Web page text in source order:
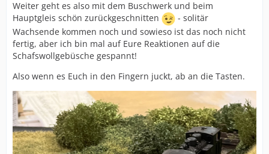
Weiter geht es also mit dem Buschwerk und beim
Hauptgleis schön zurückgeschnitten
- solitär
Wachsende kommen noch und sowieso ist das noch nicht
fertig, aber ich bin mal auf Eure Reaktionen auf die
Schafswollgebüsche gespannt!
Also wenn es Euch in den Fingern juckt, ab an die Tasten.